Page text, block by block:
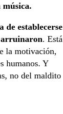
establecerse
arruinaron. Está
la motivación,
humanos. Y
no del maldito